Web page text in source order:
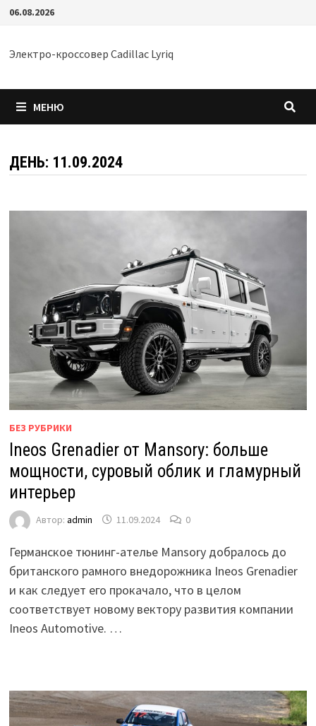
Перейти
содержимому
06.08.2026
Электро-кроссовер Cadillac Lyriq
МЕНЮ
ДЕНЬ: 11.09.2024
БЕЗ РУБРИКИ
Ineos Grenadier от Mansory: больше
мощности, суровый облик и гламурный
интерьер
Автор: admin 11.09.2024 0
Германское тюнинг-ателье Mansory добралось до
британского рамного внедорожника Ineos Grenadier
и как следует его прокачало, что в целом
соответствует новому вектору развития компании
Ineos Automotive. …